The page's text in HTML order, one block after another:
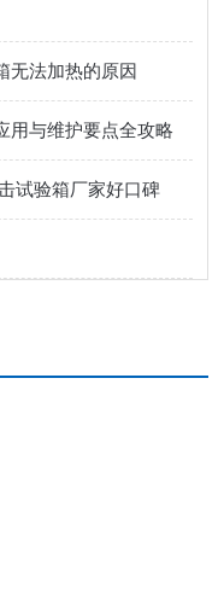
无法加热的原因
用与维护要点全攻略
试验箱厂家好口碑